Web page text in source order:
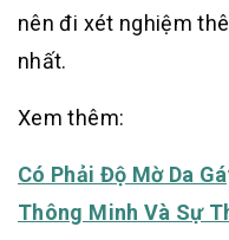
nên đi xét nghiệm
nhất.
Xem thêm:
Có Phải Độ Mờ Da
Thông Minh Và Sự